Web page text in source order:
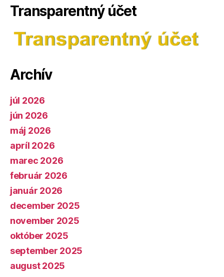
Transparentný účet
Archív
júl 2026
jún 2026
máj 2026
apríl 2026
marec 2026
február 2026
január 2026
december 2025
november 2025
október 2025
september 2025
august 2025